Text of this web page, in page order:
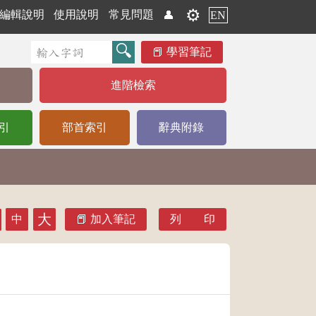
編輯說明 使用說明 常見問題 👤 ⚙️ EN
學習筆記
進階檢索
部首索引 辭典附錄
中 大 加入筆記 列 印